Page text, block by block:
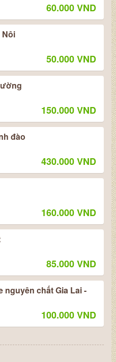
60.000 VND
50.000 VND
150.000 VND
đào
430.000 VND
160.000 VND
85.000 VND
nguyên chất Gia Lai -
100.000 VND